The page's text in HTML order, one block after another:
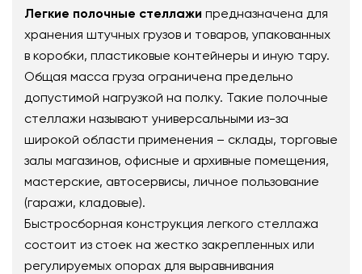
Легкие полочные стеллажи предназначена для
хранения штучных грузов и товаров, упакованных
в коробки, пластиковые контейнеры и иную тару.
Общая масса груза ограничена предельно
допустимой нагрузкой на полку. Такие полочные
стеллажи называют универсальными из-за
широкой области применения – склады, торговые
залы магазинов, офисные и архивные помещения,
мастерские, автосервисы, личное пользование
(гаражи, кладовые).
Быстросборная конструкция легкого стеллажа
состоит из стоек на жестко закрепленных или
регулируемых опорах для выравнивания